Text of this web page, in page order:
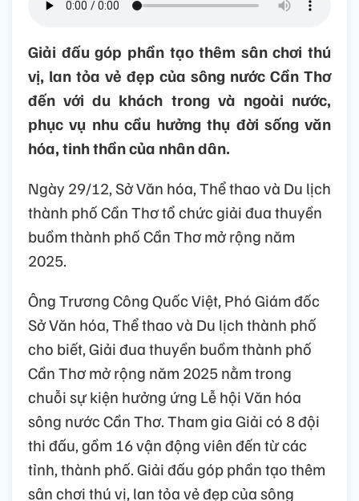
Giải đấu góp phần tạo thêm sân chơi thú
vị, lan tỏa vẻ đẹp của sông nước Cần Thơ
đến với du khách trong và ngoài nước,
phục vụ nhu cầu hưởng thụ đời sống văn
hóa, tinh thần của nhân dân.
Ngày 29/12, Sở Văn hóa, Thể thao và Du lịch
thành phố Cần Thơ tổ chức giải đua thuyền
buồm thành phố Cần Thơ mở rộng năm
2025.
Ông Trương Công Quốc Việt, Phó Giám đốc
Sở Văn hóa, Thể thao và Du lịch thành phố
cho biết, Giải đua thuyền buồm thành phố
Cần Thơ mở rộng năm 2025 nằm trong
chuỗi sự kiện hưởng ứng Lễ hội Văn hóa
sông nước Cần Thơ. Tham gia Giải có 8 đội
thi đấu, gồm 16 vận động viên đến từ các
tỉnh, thành phố. Giải đấu góp phần tạo thêm
sân chơi thú vị, lan tỏa vẻ đẹp của sông